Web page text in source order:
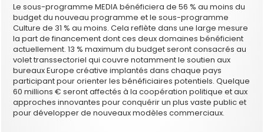
Le sous-programme MEDIA bénéficiera de 56 % au moins du
budget du nouveau programme et le sous-programme
Culture de 31 % au moins. Cela reflète dans une large mesure
la part de financement dont ces deux domaines bénéficient
actuellement. 13 % maximum du budget seront consacrés au
volet transsectoriel qui couvre notamment le soutien aux
bureaux Europe créative implantés dans chaque pays
participant pour orienter les bénéficiaires potentiels. Quelque
60 millions € seront affectés à la coopération politique et aux
approches innovantes pour conquérir un plus vaste public et
pour développer de nouveaux modèles commerciaux.